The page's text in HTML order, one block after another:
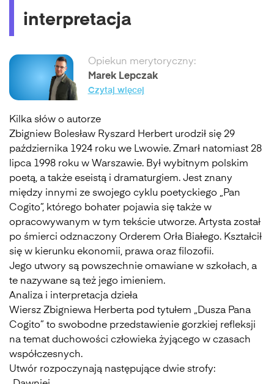
interpretacja
Opiekun merytoryczny:
Marek Lepczak
Czytaj więcej
Kilka słów o autorze
Zbigniew Bolesław Ryszard Herbert urodził się 29
października 1924 roku we Lwowie. Zmarł natomiast 28
lipca 1998 roku w Warszawie. Był wybitnym polskim
poetą, a także eseistą i dramaturgiem. Jest znany
między innymi ze swojego cyklu poetyckiego „Pan
Cogito”, którego bohater pojawia się także w
opracowywanym w tym tekście utworze. Artysta został
po śmierci odznaczony Orderem Orła Białego. Kształcił
się w kierunku ekonomii, prawa oraz filozofii.
Jego utwory są powszechnie omawiane w szkołach, a
te nazywane są też jego imieniem.
Analiza i interpretacja dzieła
Wiersz Zbigniewa Herberta pod tytułem „Dusza Pana
Cogito” to swobodne przedstawienie gorzkiej refleksji
na temat duchowości człowieka żyjącego w czasach
współczesnych.
Utwór rozpoczynają następujące dwie strofy: